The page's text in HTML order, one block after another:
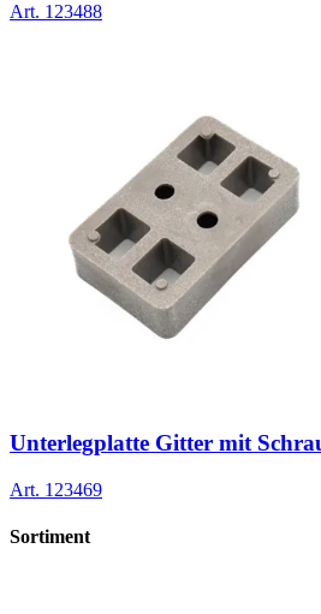
Art. 123488
Unterlegplatte Gitter mit
Art. 123469
Sortiment